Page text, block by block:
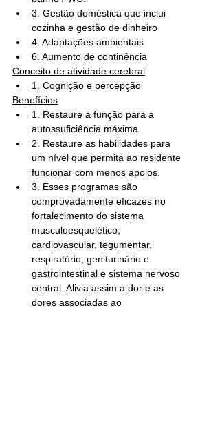
3. Gestão doméstica que inclui
cozinha e gestão de dinheiro
4. Adaptações ambientais
6. Aumento de continência
Conceito de atividade cerebral
1. Cognição e percepção
Benefícios
1. Restaure a função para a
autossuficiência máxima
2. Restaure as habilidades para
um nível que permita ao residente
funcionar com menos apoios.
3. Esses programas são
comprovadamente eficazes no
fortalecimento do sistema
musculoesquelético,
cardiovascular, tegumentar,
respiratório, geniturinário e
gastrointestinal e sistema nervoso
central. Alivia assim a dor e as
dores associadas ao